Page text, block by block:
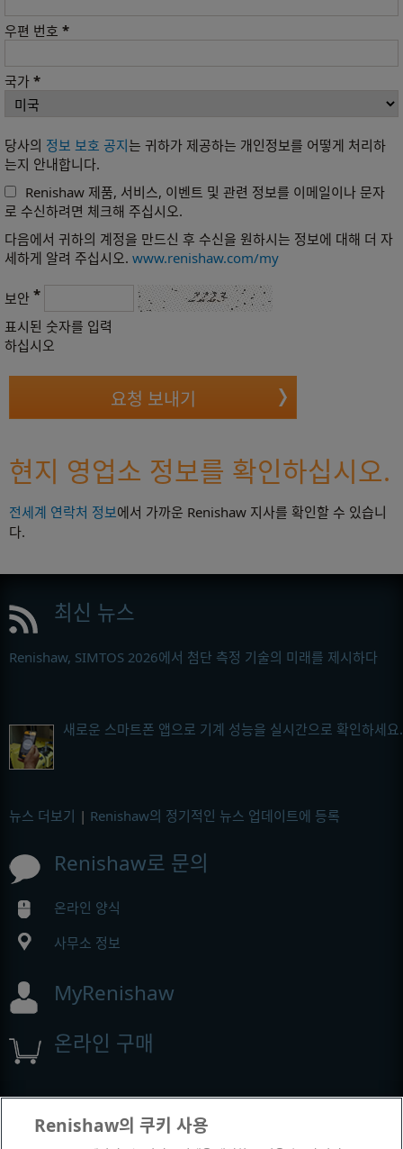
우편 번호 *
국가 *
당사의 정보 보호 공지는 귀하가 제공하는 개인정보를 어떻게 처리하
는지 안내합니다.
Renishaw 제품, 서비스, 이벤트 및 관련 정보를 이메일이나 문자
로 수신하려면 체크해 주십시오.
다음에서 귀하의 계정을 만드신 후 수신을 원하시는 정보에 대해 더 자
세하게 알려 주십시오. www.renishaw.com/my
보안 *
표시된 숫자를 입력
하십시오
현지 영업소 정보를 확인하십시오.
전세계 연락처 정보에서 가까운 Renishaw 지사를 확인할 수 있습니
다.
최신 뉴스
Renishaw, SIMTOS 2026에서 첨단 측정 기술의 미래를 제시하다
새로운 스마트폰 앱으로 기계 성능을 실시간으로 확인하세요.
뉴스 더보기 | Renishaw의 정기적인 뉴스 업데이트에 등록
Renishaw로 문의
온라인 양식
사무소 정보
MyRenishaw
온라인 구매
전시회 및 컨퍼런스
Renishaw의 쿠키 사용